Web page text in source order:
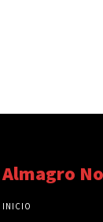
Almagro
INICIO